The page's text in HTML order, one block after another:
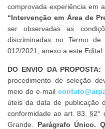
comprovada experiência em
“Intervenção em Área de
ser observadas as
discriminadas no Termo de
012/2021, anexo a este Edital.
DO ENVIO DA PROPOSTA:
procedimento de seleção
meio do e-mail
úteis da data de publicação
conformidade ao art. 83, §2°
Grande. Parágrafo Único.